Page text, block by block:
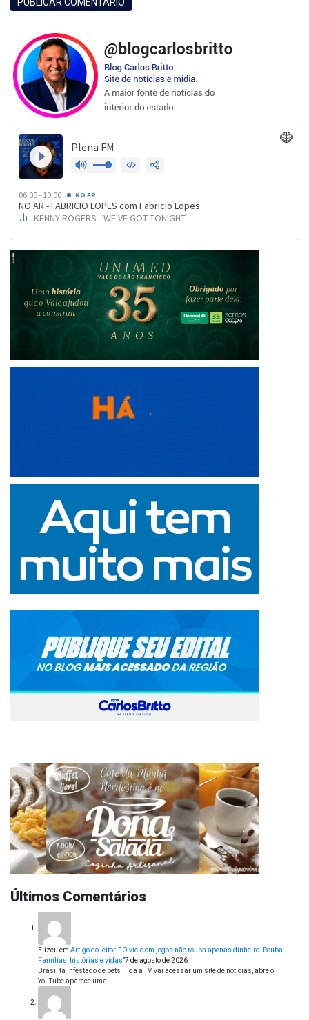
Últimos Comentários
Elizeu em Artigo do leitor: ” O vício em jogos não rouba apenas dinheiro. Rouba
Famílias, histórias e vidas”7 de agosto de 2026
Brasil tá infestado de bets , liga a TV, vai acessar um site de notícias, abre o
YouTube aparece uma…